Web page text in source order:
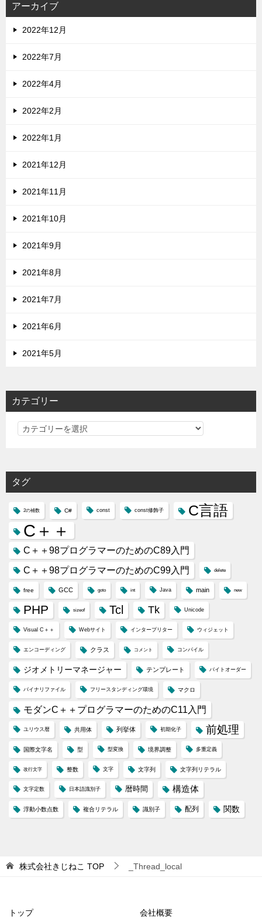
アーカイブ
2022年12月
2022年7月
2022年4月
2022年2月
2022年1月
2021年12月
2021年11月
2021年10月
2021年9月
2021年8月
2021年7月
2021年6月
2021年5月
カテゴリー
カ
リ
ー
タグ
2の補数 C# const const修飾子 C言語
C＋＋
C＋＋98プログラマーのためのC89入門
C＋＋98プログラマーのためのC99入門
delete
free GCC goto int Java main new
PHP sizeof Tcl Tk Unicode
Visual C＋＋ Webサイト インタープリター ウィジェット
エンコーディング クラス コメント コンパイル
ジオメトリーマネージャー テンプレート バイトオーダー
バイナリファイル フリースタンディング環境 マクロ
モダンC＋＋プログラマーのためのC11入門
ユリウス暦 共用体 列挙体 初期化子 前処理
国際文字名 型 型変換 境界調整 多重定義
改行文字 整数 文字 文字列 文字列リテラル
文字定数 日本語識別子 暦時間 構造体
浮動小数点数 複合リテラル 識別子 配列 関数
株式会社きじねこ TOP _Thread_local
トップ 会社概要